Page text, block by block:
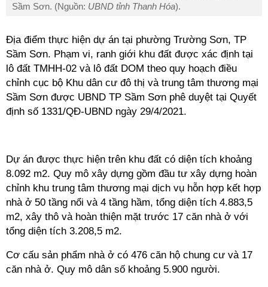
Sầm Sơn. (Nguồn: UBND tỉnh Thanh Hóa).
Địa điểm thực hiện dự án tại phường Trường Sơn, TP
Sầm Sơn. Phạm vi, ranh giới khu đất được xác định tại
lô đất TMHH-02 và lô đất DOM theo quy hoạch điều
chỉnh cục bộ Khu dân cư đô thị và trung tâm thương mại
Sầm Sơn được UBND TP Sầm Sơn phê duyệt tại Quyết
định số 1331/QĐ-UBND ngày 29/4/2021.
Dự án được thực hiện trên khu đất có diện tích khoảng
8.092 m2. Quy mô xây dựng gồm đầu tư xây dựng hoàn
chỉnh khu trung tâm thương mại dịch vụ hỗn hợp kết hợp
nhà ở 50 tầng nổi và 4 tầng hầm, tổng diện tích 4.883,5
m2, xây thô và hoàn thiện mặt trước 17 căn nhà ở với
tổng diện tích 3.208,5 m2.
Cơ cấu sản phẩm nhà ở có 476 căn hộ chung cư và 17
căn nhà ở. Quy mô dân số khoảng 5.900 người.